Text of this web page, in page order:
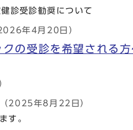
診受診勧奨について
年4月20日）
の受診を希望される方
（2025年8月22日）
す。